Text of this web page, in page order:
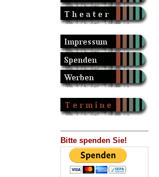
Bitte spenden Sie!